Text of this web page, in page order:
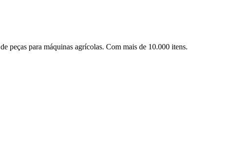
peças para máquinas agrícolas. Com mais de 10.000 itens.